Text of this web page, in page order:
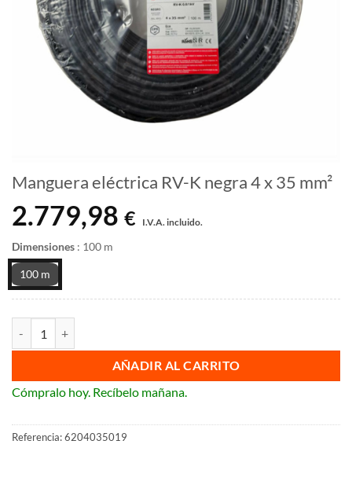
Manguera eléctrica RV-K negra 4 x 35 mm²
2.779,98 € I.V.A. incluido.
Dimensiones : 100 m
100 m
AÑADIR AL CARRITO
Cómpralo hoy. Recíbelo mañana.
Referencia:6204035019